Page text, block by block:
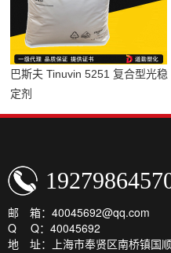
巴斯夫 Tinuvin 5251 复合型光稳
定剂
邮 箱：40045692@qq.com
Q Q：40045692
地 址：上海市奉贤区南桥镇国